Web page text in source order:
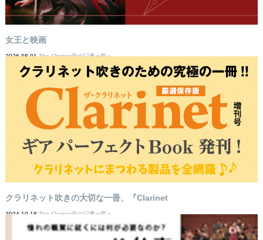
女王と映画
2026-08-01The Clarinet号の記事一覧へ
クラリネット吹きの大切な一冊、『Clarinet
2024-10-18 The Clarinet号の記事一覧へ